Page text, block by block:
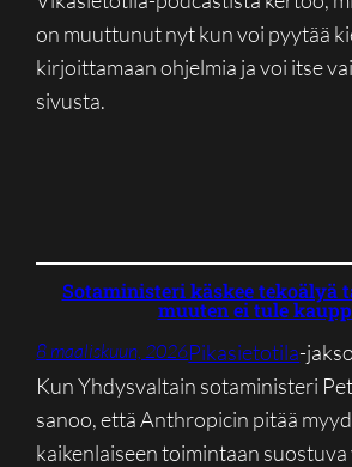
on muuttunut nyt kun voi pyytää
kirjoittamaan ohjelmia ja voi itse
sivusta.
Sotaministeri käskee tekoälyä
muuten ei tule
8 maaliskuun, 2026Pikasietotila-jakso
Kun Yhdysvaltain sotaministeri
sanoo, että Anthropicin pitää
kaikenlaiseen toimintaan